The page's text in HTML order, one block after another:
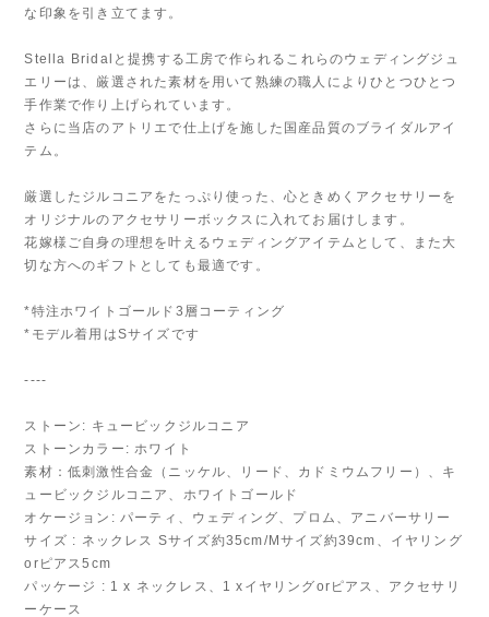
な印象を引き立てます。
Stella Bridalと提携する工房で作られるこれらのウェディングジュ
エリーは、厳選された素材を用いて熟練の職人によりひとつひとつ
手作業で作り上げられています。
さらに当店のアトリエで仕上げを施した国産品質のブライダルアイ
テム。
厳選したジルコニアをたっぷり使った、心ときめくアクセサリーを
オリジナルのアクセサリーボックスに入れてお届けします。
花嫁様ご自身の理想を叶えるウェディングアイテムとして、また大
切な方へのギフトとしても最適です。
*特注ホワイトゴールド3層コーティング
*モデル着用はSサイズです
----
ストーン: キュービックジルコニア
ストーンカラー: ホワイト
素材：低刺激性合金（ニッケル、リード、カドミウムフリー）、キ
ュービックジルコニア、ホワイトゴールド
オケージョン: パーティ、ウェディング、プロム、アニバーサリー
サイズ : ネックレス Sサイズ約35cm/Mサイズ約39cm、イヤリング
orピアス5cm
パッケージ : 1 x ネックレス、1 xイヤリングorピアス、アクセサリ
ーケース